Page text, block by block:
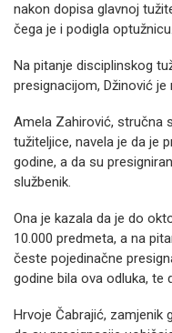
nakon dopisa glavnoj
čega je i podigla optužnicu.
Na pitanje disciplinskog
presignacijom, Džinović
Amela Zahirović, stručna
tužiteljice, navela je da je
godine, a da su
službenik.
Ona je kazala da je do
10.000 predmeta, a na
česte pojedinačne
godine bila ova odluka, te
Hrvoje Čabrajić, zamjenik